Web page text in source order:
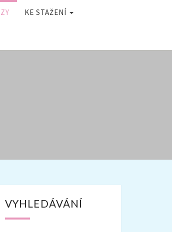
KE STAŽENÍ
VYHLEDÁVÁNÍ